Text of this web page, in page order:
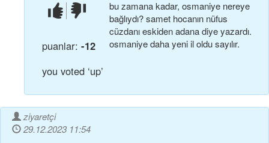
beğendim!beğenmedim!
puanlar: -12
you voted ‘up’
bu zamana kadar, osmaniye nereye
bağlıydı? samet hocanın nüfus
cüzdanı eskiden adana diye yazardı.
osmaniye daha yeni il oldu sayılır.
ziyaretçi
29.12.2023 11:54